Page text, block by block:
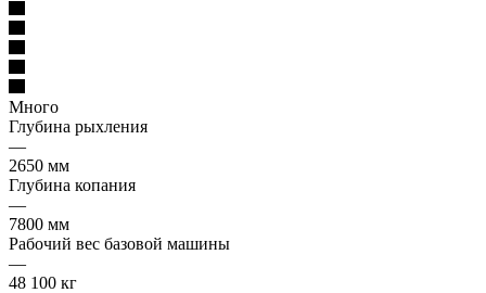
Много
Глубина рыхления
—
2650 мм
Глубина копания
—
7800 мм
Рабочий вес базовой машины
—
48 100 кг